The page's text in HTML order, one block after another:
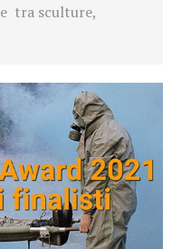
tra sculture,